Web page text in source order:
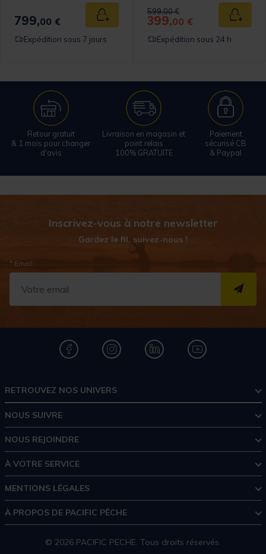
panier
799,00 € Ajouter au panier
Expédition sous 7 jours
Price reduced from
599,00 €to
399,00 €
Expédition sous 24 h
Retour gratuit
& 1 mois pour changer
d'avis
Livraison en magasin et
point relais
100% GRATUITE
Paiement
sécurisé CB
& Paypal
Inscrivez-vous à notre newsletter
Gardez le fil, suivez-nous !
* Email
RETROUVEZ NOS UNIVERS
NOUS SUIVRE
NOUS REJOINDRE
À VOTRE SERVICE
MENTIONS LÉGALES
À PROPOS DE PACIFIC PÊCHE
© 2026 PACIFIC PECHE. Tous droits réservés.